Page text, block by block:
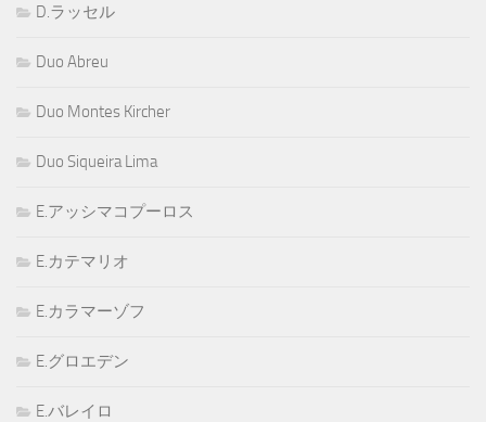
D.ラッセル
Duo Abreu
Duo Montes Kircher
Duo Siqueira Lima
E.アッシマコプーロス
E.カテマリオ
E.カラマーゾフ
E.グロエデン
E.バレイロ